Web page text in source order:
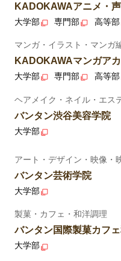
KADOKAWAアニメ・
大学部 専門部 高等部
マンガ・イラスト・マンガ
KADOKAWAマンガア
大学部 専門部 高等部
ヘアメイク・ネイル・エス
バンタン渋谷美容学院
大学部
アート・デザイン・映像・
バンタン芸術学院
大学部
製菓・カフェ・和洋調理
バンタン国際製菓カフ
大学部